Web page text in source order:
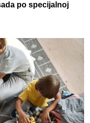
po specijalnoj